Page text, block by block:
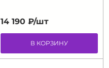
14 190 ₽/шт
В КОРЗИНУ